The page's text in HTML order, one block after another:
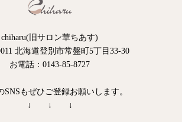
chiharu(旧サロン華ちあす)
北海道登別市常盤町5丁目33-30
お電話：0143-85-8727
SNSもぜひご登録お願いします。
↓ ↓ ↓